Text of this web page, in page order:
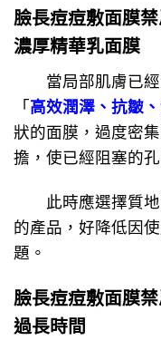
臉長痘痘敷面膜禁
濃厚精華乳面膜
當局部肌膚已經
「 高效潤澤、抗皺
狀的面膜，過度密
擔，使已經阻塞的
此時應選擇質地
的產品，好降低因
題。
臉長痘痘敷面膜禁
過長時間